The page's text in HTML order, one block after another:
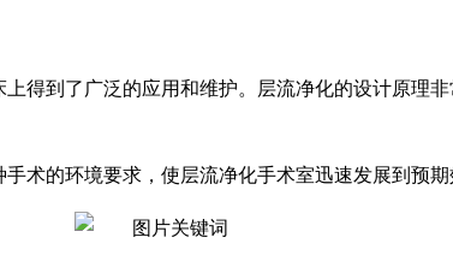
得到了广泛的应用和维护。层流净化的设计原理
术的环境要求，使层流净化手术室迅速发展到预